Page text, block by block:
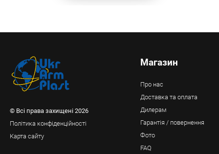
© Всі права захищені 2026
Політика конфіденційності
Карта сайту
Магазин
Про нас
Доставка та оплата
Дилерам
Гарантія / повернення
Фото
FAQ